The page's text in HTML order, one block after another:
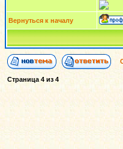
Вернуться к началу
Страница4из4